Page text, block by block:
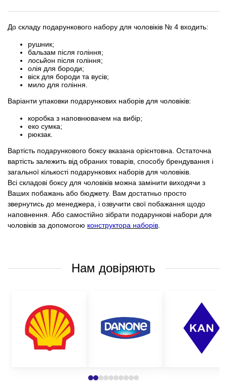
До складу подарункового набору для чоловіків № 4 входить:
рушник;
бальзам після гоління;
лосьйон після гоління;
олія для бороди;
віск для бороди та вусів;
мило для гоління.
Варіанти упаковки подарункових наборів для чоловіків:
коробка з наповнювачем на вибір;
еко сумка;
рюкзак.
Вартість подарункового боксу вказана орієнтовна. Остаточна
вартість залежить від обраних товарів, способу брендування і
загальної кількості подарункових наборів для чоловіків.
Всі складові боксу для чоловіків можна замінити виходячи з
Ваших побажань або бюджету. Вам достатньо просто
звернутись до менеджера, і озвучити свої побажання щодо
наповнення. Або самостійно зібрати подарункові набори для
чоловіків за допомогою конструктора наборів
Нам довіряють